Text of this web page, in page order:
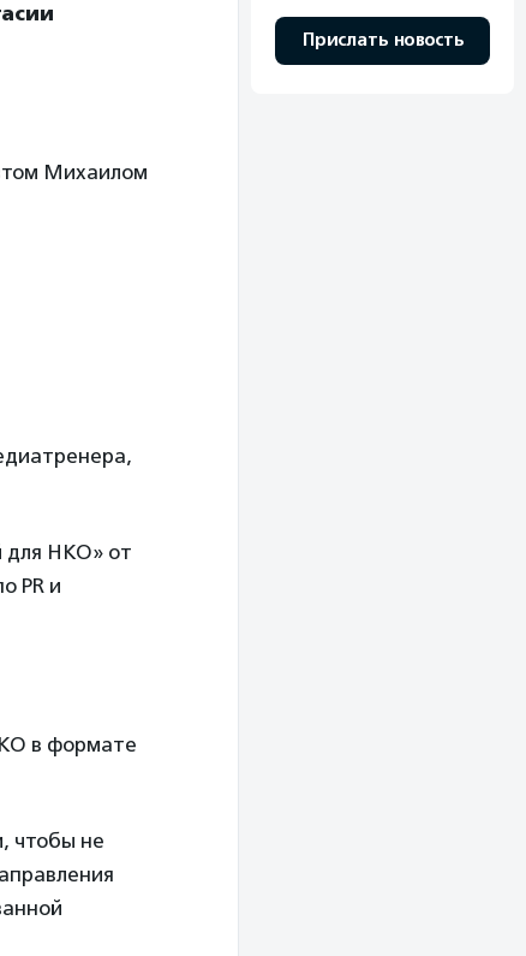
Михаилом
для НКО» от
PR и
в формате
чтобы не
Прислать новость